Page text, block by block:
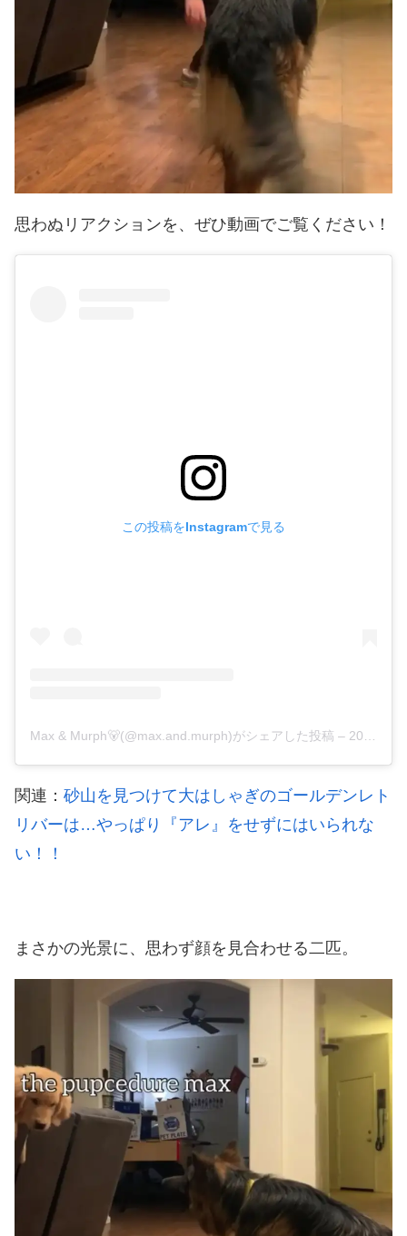
思わぬリアクションを、ぜひ動画でご覧ください！
この投稿をInstagramで見る
Max & Murph🐻(@max.and.murph)がシェアした投稿 – 2020年 8月月14日午前8時24分PDT
関連： 砂山を見つけて大はしゃぎのゴールデンレト
リバーは…やっぱり『アレ』をせずにはいられな
い！！
まさかの光景に、思わず顔を見合わせる二匹。